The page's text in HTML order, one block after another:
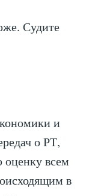
Судите
и
о РТ,
оценку всем
в